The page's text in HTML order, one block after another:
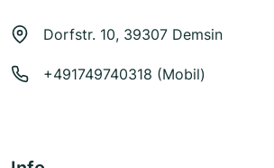
Dorfstr. 10, 39307 Demsin
+491749740318 (Mobil)